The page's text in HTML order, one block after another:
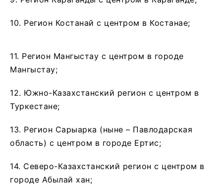
10. Регион Костанай с центром в Костанае;
11. Регион Мангыстау с центром в городе
Мангыстау;
12. Южно-Казахстанский регион с центром в
Туркестане;
13. Регион Сарыарка (ныне – Павлодарская
область) с центром в городе Ертис;
14. Северо-Казахстанский регион с центром в
городе Абылай хан;